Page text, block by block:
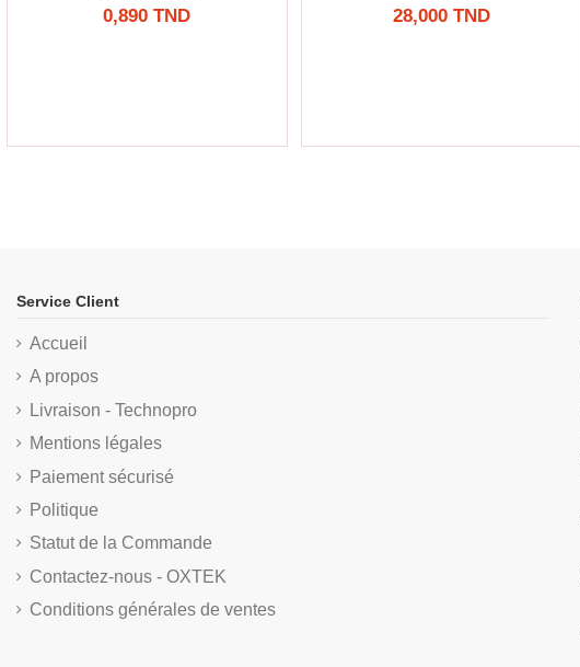
0,890 TND 28,000 TND
Service Client
Accueil
A propos
Livraison - Technopro
Mentions légales
Paiement sécurisé
Politique
Statut de la Commande
Contactez-nous - OXTEK
Conditions générales de ventes